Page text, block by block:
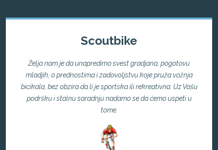
Scoutbike
Želja nam je da unapredimo svest gradjana, pogotovu
mladjih, o prednostima i zadovoljstvu koje pruža vožnja
bicikala, bez obzira da li je sportska ili rekreativna. Uz Vašu
podršku i stalnu saradnju nadamo se da ćemo uspeti u
tome.